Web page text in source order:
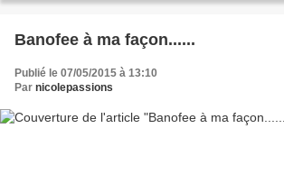
Banofee à ma façon......
Publié le 07/05/2015 à 13:10
Par nicolepassions